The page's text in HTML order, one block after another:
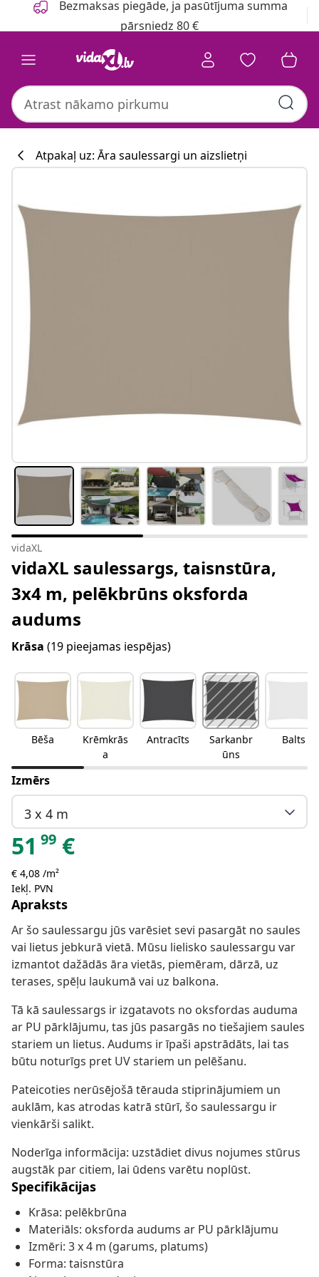
Bezmaksas piegāde, ja pasūtījuma summa
pārsniedz 80 €
Atpakaļ uz: Āra saulessargi un aizslietņi
vidaXL
vidaXL saulessargs, taisnstūra,
3x4 m, pelēkbrūns oksforda
audums
Krāsa (19 pieejamas iespējas)
Bēša
Krēmkrās
a
Antracīts
Sarkanbr
ūns
Balts
Izmērs
3 x 4 m
51 99 €
€ 4,08 /m²
Iekļ. PVN
Apraksts
Ar šo saulessargu jūs varēsiet sevi pasargāt no saules
vai lietus jebkurā vietā. Mūsu lielisko saulessargu var
izmantot dažādās āra vietās, piemēram, dārzā, uz
terases, spēļu laukumā vai uz balkona.
Tā kā saulessargs ir izgatavots no oksfordas auduma
ar PU pārklājumu, tas jūs pasargās no tiešajiem saules
stariem un lietus. Audums ir īpaši apstrādāts, lai tas
būtu noturīgs pret UV stariem un pelēšanu.
Pateicoties nerūsējošā tērauda stiprinājumiem un
auklām, kas atrodas katrā stūrī, šo saulessargu ir
vienkārši salikt.
Noderīga informācija: uzstādiet divus nojumes stūrus
augstāk par citiem, lai ūdens varētu noplūst.
Specifikācijas
Krāsa: pelēkbrūna
Materiāls: oksforda audums ar PU pārklājumu
Izmēri: 3 x 4 m (garums, platums)
Forma: taisnstūra